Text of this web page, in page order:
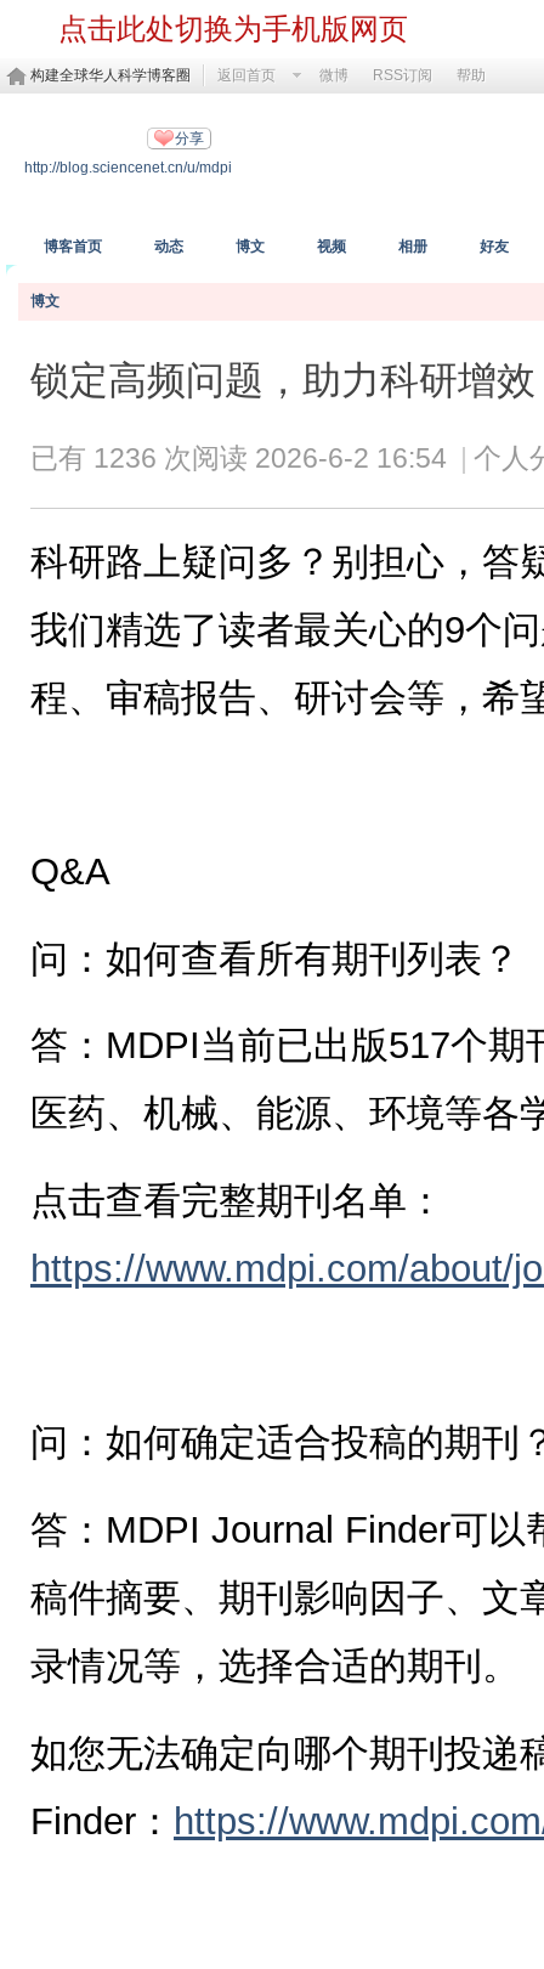
点击此处切换为手机版网页
构建全球华人科学博客圈 返回首页 微博 RSS订阅 帮助
分享
http://blog.sciencenet.cn/u/mdpi
博客首页 动态 博文 视频 相册 好友
博文
锁定高频问题，助力科研增
已有 1236 次阅读 2026-6-2 16:54 个人
科研路上疑问多？别担心，答
我们精选了读者最关心的9个
程、审稿报告、研讨会等，希
Q&A
问：如何查看所有期刊列表？
答：MDPI当前已出版517个期
医药、机械、能源、环境等各
点击查看完整期刊名单：
https://www.mdpi.com/about/
问：如何确定适合投稿的期刊
答：MDPI Journal Finder可以
稿件摘要、期刊影响因子、文
录情况等，选择合适的期刊。
如您无法确定向哪个期刊投递
Finder： https://